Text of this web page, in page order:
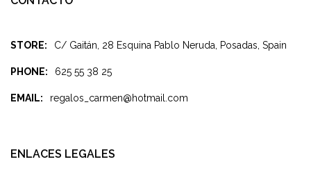
STORE: C/ Gaitán, 28 Esquina Pablo Neruda, Posadas, Spain
PHONE: 625 55 38 25
EMAIL: regalos_carmen@hotmail.com
ENLACES LEGALES